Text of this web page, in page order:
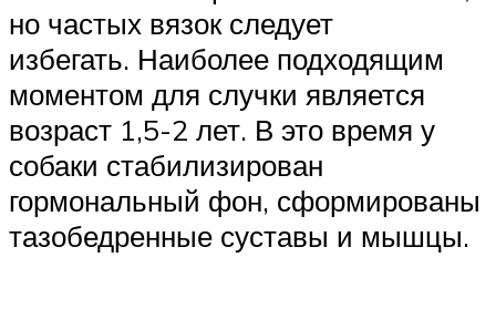
но частых вязок следует
избегать. Наиболее подходящим
моментом для случки является
возраст 1,5-2 лет. В это время у
собаки стабилизирован
гормональный фон, сформированы
тазобедренные суставы и мышцы.